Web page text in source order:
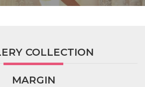
COLLECTION
MARGIN